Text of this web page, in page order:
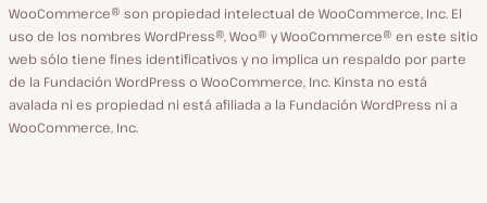
WooCommerce® son propiedad intelectual de WooCommerce, Inc. El
uso de los nombres WordPress®, Woo® y WooCommerce® en este sitio
web sólo tiene fines identificativos y no implica un respaldo por parte
de la Fundación WordPress o WooCommerce, Inc. Kinsta no está
avalada ni es propiedad ni está afiliada a la Fundación WordPress ni a
WooCommerce, Inc.